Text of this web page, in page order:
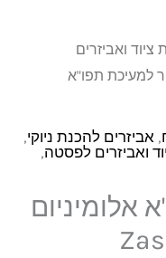
ציוד ואביזרים
למעיכת תפו"א
, אביזרים להכנת ניוקי,
ואביזרים לפסטה,
אלומיניום